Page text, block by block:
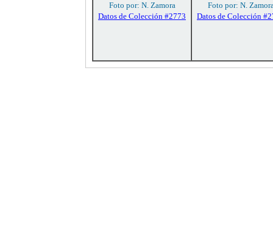
Foto por: N. Zamora
Datos de Colección #2773
Foto por: N.
Datos de Colección